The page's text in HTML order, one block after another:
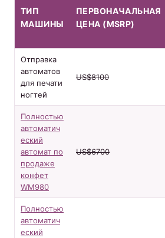
ТИП
МАШИНЫ
ПЕРВОНАЧАЛЬНАЯ
ЦЕНА (MSRP)
Отправка
автоматов
для печати
ногтей
US$8100
Полностью
автоматич
еский
автомат по
продаже
конфет
WM980
US$6700
Полностью
автоматич
еский